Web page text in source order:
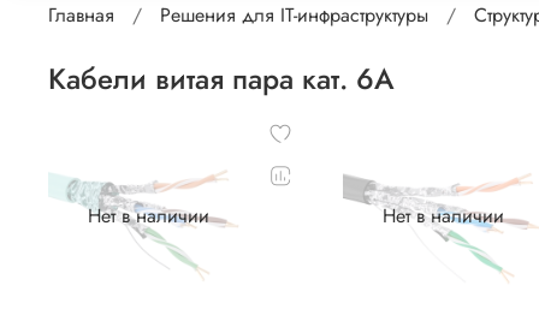
Главная Решения для IT-инфраструктуры
Кабели витая пара кат. 6А
Нет в наличии Нет в наличии